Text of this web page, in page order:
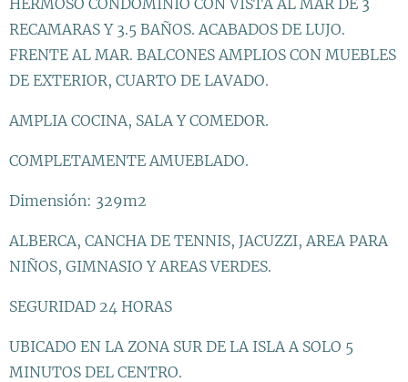
HERMOSO CONDOMINIO CON VISTA AL MAR DE 3
RECAMARAS Y 3.5 BAÑOS. ACABADOS DE LUJO.
FRENTE AL MAR. BALCONES AMPLIOS CON MUEBLES
DE EXTERIOR, CUARTO DE LAVADO.
AMPLIA COCINA, SALA Y COMEDOR.
COMPLETAMENTE AMUEBLADO.
Dimensión: 329m2
ALBERCA, CANCHA DE TENNIS, JACUZZI, AREA PARA
NIÑOS, GIMNASIO Y AREAS VERDES.
SEGURIDAD 24 HORAS
UBICADO EN LA ZONA SUR DE LA ISLA A SOLO 5
MINUTOS DEL CENTRO.